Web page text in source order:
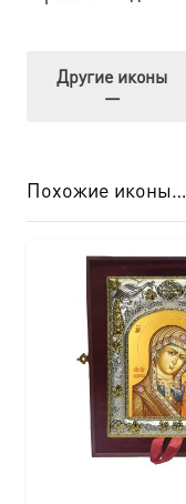
Другие иконы
—
Похожие иконы…